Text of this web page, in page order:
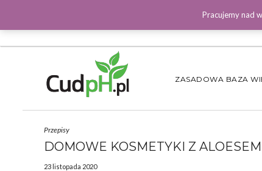
ZASADOWA BAZA
Przepisy
DOMOWE KOSMETYKI Z
23 listopada 2020
Pracujemy nad